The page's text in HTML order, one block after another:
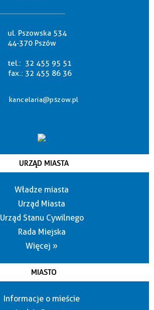
ul. Pszowska 534
44-370 Pszów
tel.: 32 455 95 51
fax.: 32 455 86 36
kancelaria@pszow.pl
URZĄD MIASTA
Władze miasta
Urząd Miasta
Urząd Stanu Cywilnego
Rada Miejska
Więcej »
MIASTO
Informacje o mieście